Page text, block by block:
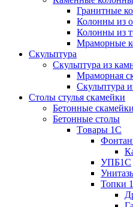
Гранитные
Колонны из
Колонны из
Мраморные
Скульптура
Скульптура из
Мраморная
Скульптура
Столы стулья скамейки
Бетонные скамейки
Бетонные столы
Tовары 1C
УПБ1С
Топки